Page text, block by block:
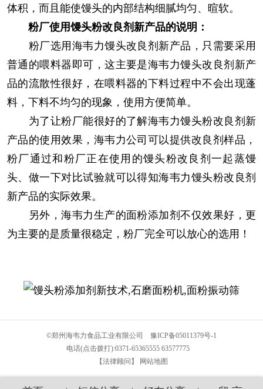
体积，而且能使馒头的内部结构细腻均匀、暄软。
粉厂使用馒头粉改良剂新产品的说明：
粉厂选用海韦力馒头改良剂新产品，只需要采用
普通的喂料器即可，这主要是海韦力馒头改良剂新产
品的流散性很好，在喂料器的下料过程中不会出现蓬
料，下料不均匀的现象，使用方便简单。
为了让粉厂能很好的了解海韦力馒头粉改良剂新
产品的使用效果，海韦力公司可以提供改良剂样品，
粉厂通过和粉厂正在使用的馒头粉改良剂一起蒸馒
头、做一下对比试验就可以得知海韦力馒头粉改良剂
新产品的实际效果。
另外，海韦力生产的面粉添加剂不仅效果好，更
为主要的是质量很稳定，粉厂完全可以放心的选用！
©郑州海韦力食品工业有限公司 豫ICP备05011379号-1
电话(点击拨打):0371-65365555 63577775
【法律顾问】
网站地图